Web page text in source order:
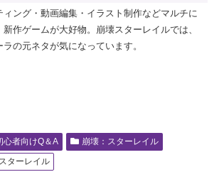
ィング・動画編集・イラスト制作などマルチに
新作ゲームが大好物。崩壊スターレイルでは、
ラの元ネタが気になっています。
心者向けQ＆A
崩壊：スターレイル
ターレイル